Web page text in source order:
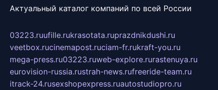
Актуальный каталог компаний по всей России
03223.ruufille.rukrasotata.ruprazdnikdushi.ru
veetbox.rucinemapost.ruciam-fr.rukraft-you.ru
mega-press.ru03223.ruweb-explore.rurastenuya.ru
eurovision-russia.rustrah-news.rufreeride-team.ru
itrack-24.rusexshopexpress.ruautostudiopro.ru